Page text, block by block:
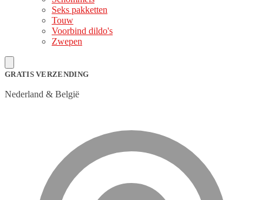
Seks pakketten
Touw
Voorbind dildo's
Zwepen
GRATIS VERZENDING
Nederland & België